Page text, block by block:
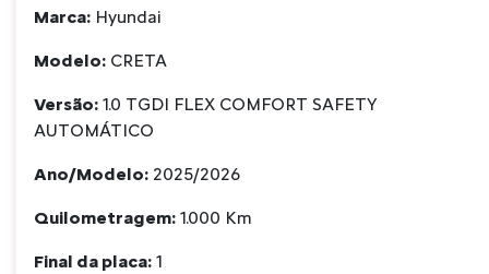
Marca: Hyundai
Modelo: CRETA
Versão: 1.0 TGDI FLEX COMFORT SAFETY
AUTOMÁTICO
Ano/Modelo: 2025/2026
Quilometragem: 1.000 Km
Final da placa: 1